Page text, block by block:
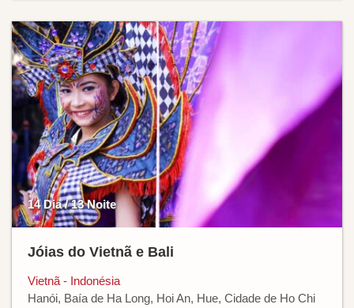
14 Dia / 13 Noite
Jóias do Vietnã e Bali
Vietnã - Indonésia
Hanói, Baía de Ha Long, Hoi An, Hue, Cidade de Ho Chi